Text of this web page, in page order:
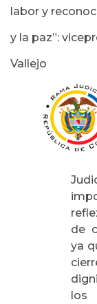
labor y
y la paz”:
Vallejo
de
ya
los